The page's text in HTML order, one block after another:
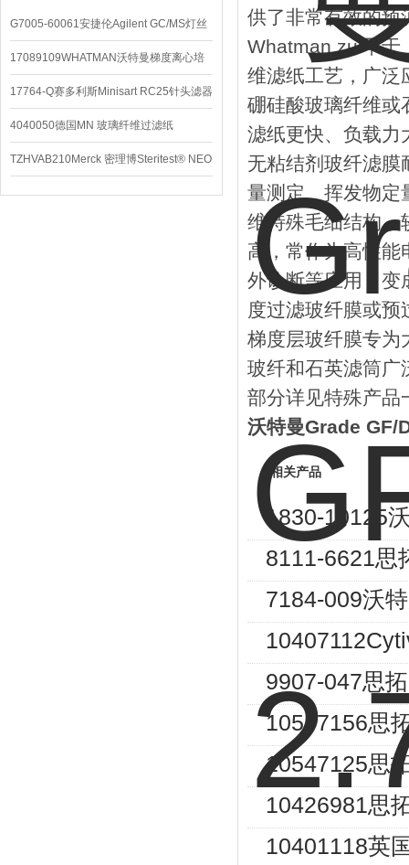
G7005-60061安捷伦Agilent GC/MS灯丝
配件
17089109WHATMAN沃特曼梯度离心培
养基
17764-Q赛多利斯Minisart RC25针头滤器
4040050德国MN 玻璃纤维过滤纸
TZHVAB210Merck 密理博Steritest® NEO
设备
供了非常有效的预
Whatman zui早于
维滤纸工艺，广泛
硼硅酸玻璃纤维或
滤纸更快、负载力
无粘结剂玻纤滤
量测定、挥发物定
维特殊毛细结构，
高，常作为高性能
外诊断等应用，变
度过滤玻纤膜或
梯度层玻纤膜专为
玻纤和石英滤筒广
部分详见特殊产品
沃特曼Grade GF/
相关产品
1830-10125
8111-6621思
7184-009沃
9907-047思
10547156思
10547125思
10426981思
10401118英